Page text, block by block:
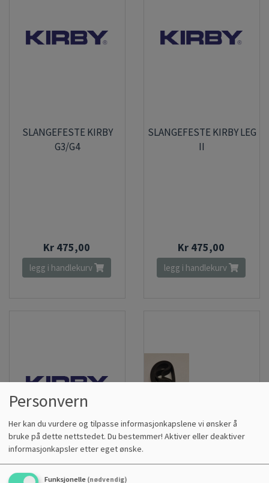
SLANGEFESTE KIRBY
G3/G4
Kr 475,00
legg i handlekurv
SLANGEFESTE KIRBY LEG
II
Kr 475,00
legg i handlekurv
SLANGEFESTE KIRBY G3-
Personvern
Her kan du vurdere og tilpasse informasjonkapslene vi ønsker å
bruke på dette nettstedet. Du bestemmer! Aktiver eller deaktiver
informasjonkapsler etter eget ønske.
Funksjonelle (nødvendig)